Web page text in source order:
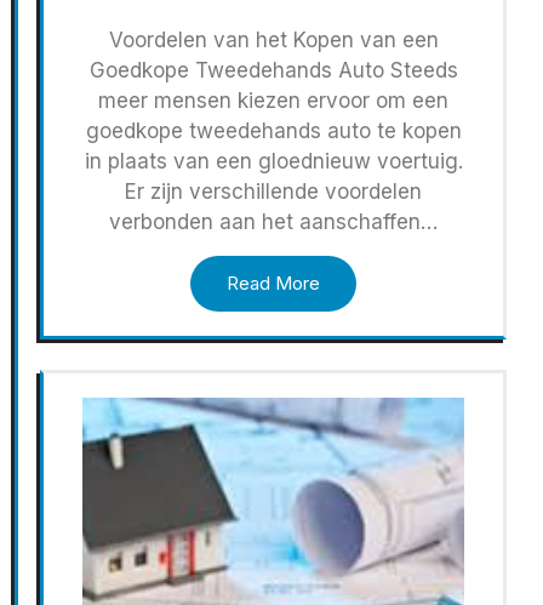
Voordelen van het Kopen van een
Goedkope Tweedehands Auto Steeds
meer mensen kiezen ervoor om een
goedkope tweedehands auto te kopen
in plaats van een gloednieuw voertuig.
Er zijn verschillende voordelen
verbonden aan het aanschaffen…
Read More